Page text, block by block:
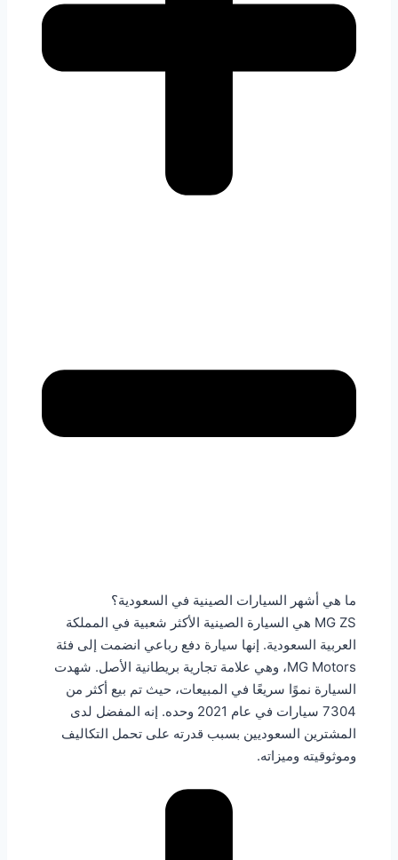
ما هي أشهر السيارات الصينية في السعودية؟
MG ZS هي السيارة الصينية الأكثر شعبية في المملكة
العربية السعودية. إنها سيارة دفع رباعي انضمت إلى فئة
MG Motors، وهي علامة تجارية بريطانية الأصل. شهدت
السيارة نموًا سريعًا في المبيعات، حيث تم بيع أكثر من
7304 سيارات في عام 2021 وحده. إنه المفضل لدى
المشترين السعوديين بسبب قدرته على تحمل التكاليف
وموثوقيته وميزاته.